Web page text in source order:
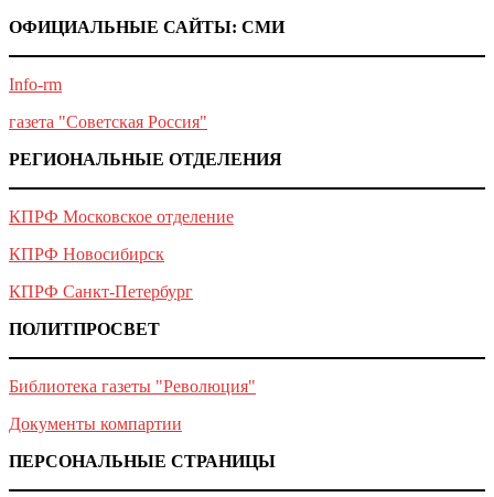
ОФИЦИАЛЬНЫЕ САЙТЫ: СМИ
Info-rm
газета "Советская Россия"
РЕГИОНАЛЬНЫЕ ОТДЕЛЕНИЯ
КПРФ Московское отделение
КПРФ Новосибирск
КПРФ Санкт-Петербург
ПОЛИТПРОСВЕТ
Библиотека газеты "Революция"
Документы компартии
ПЕРСОНАЛЬНЫЕ СТРАНИЦЫ